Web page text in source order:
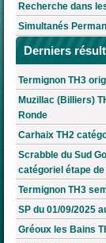
Recherche dans
Simultanés
Derniers
Termignon TH3
Muzillac (Billiers)
Ronde
Carhaix TH2
Scrabble du Sud
catégoriel étape de
Termignon TH3
SP du 01/09/2025
Gréoux les Bains